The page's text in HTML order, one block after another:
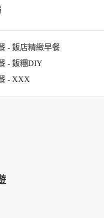
- 飯店精緻早餐
- 飯糰DIY
- XXX